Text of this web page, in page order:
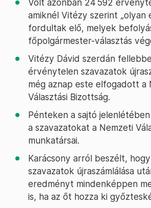
Volt azonban 24 592
amiknél Vitézy szerint „olyan
fordultak elő, melyek
főpolgármester-választás
Vitézy Dávid szerdán
érvénytelen szavazatok
még aznap este elfogadott a
Választási Bizottság.
Pénteken a sajtó
a szavazatokat a Nemzeti
munkatársai.
Karácsony arról beszélt,
szavazatok újraszámlálása
eredményt mindenképpen
is, ha az őt hozza ki